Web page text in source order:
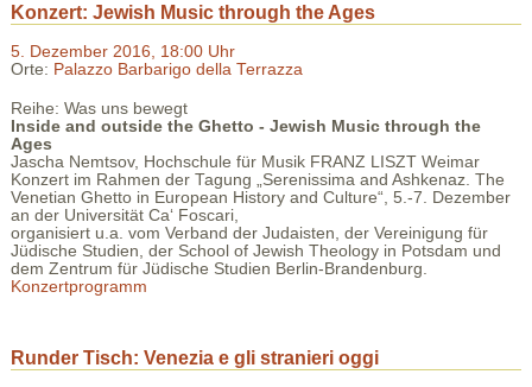
Konzert: Jewish Music through the Ages
5. Dezember 2016, 18:00 Uhr
Orte: Palazzo Barbarigo della Terrazza
Reihe: Was uns bewegt
Inside and outside the Ghetto - Jewish Music through the
Ages
Jascha Nemtsov, Hochschule für Musik FRANZ LISZT Weimar
Konzert im Rahmen der Tagung „Serenissima and Ashkenaz. The
Venetian Ghetto in European History and Culture“, 5.-7. Dezember
an der Universität Ca‘ Foscari,
organisiert u.a. vom Verband der Judaisten, der Vereinigung für
Jüdische Studien, der School of Jewish Theology in Potsdam und
dem Zentrum für Jüdische Studien Berlin-Brandenburg.
Konzertprogramm
Runder Tisch: Venezia e gli stranieri oggi